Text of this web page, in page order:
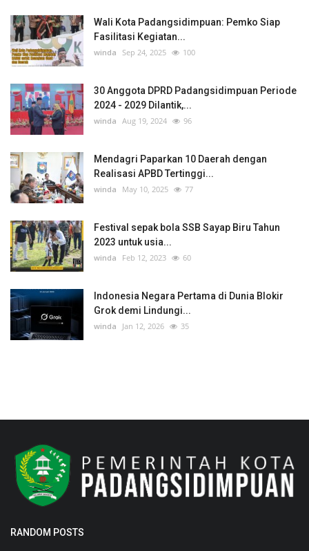
Wali Kota Padangsidimpuan: Pemko Siap
Fasilitasi Kegiatan...
winda Sep 24, 2025 100
30 Anggota DPRD Padangsidimpuan Periode
2024 - 2029 Dilantik,...
winda Aug 19, 2024 96
Mendagri Paparkan 10 Daerah dengan
Realisasi APBD Tertinggi...
winda May 10, 2025 77
Festival sepak bola SSB Sayap Biru Tahun
2023 untuk usia...
winda Feb 12, 2023 60
Indonesia Negara Pertama di Dunia Blokir
Grok demi Lindungi...
winda Jan 12, 2026 35
RANDOM POSTS